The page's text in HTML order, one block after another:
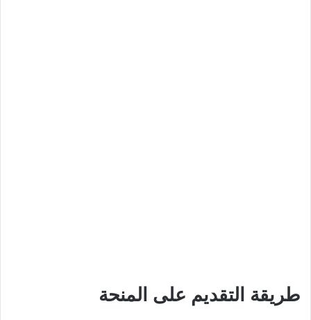
طريقة التقديم على المنحة